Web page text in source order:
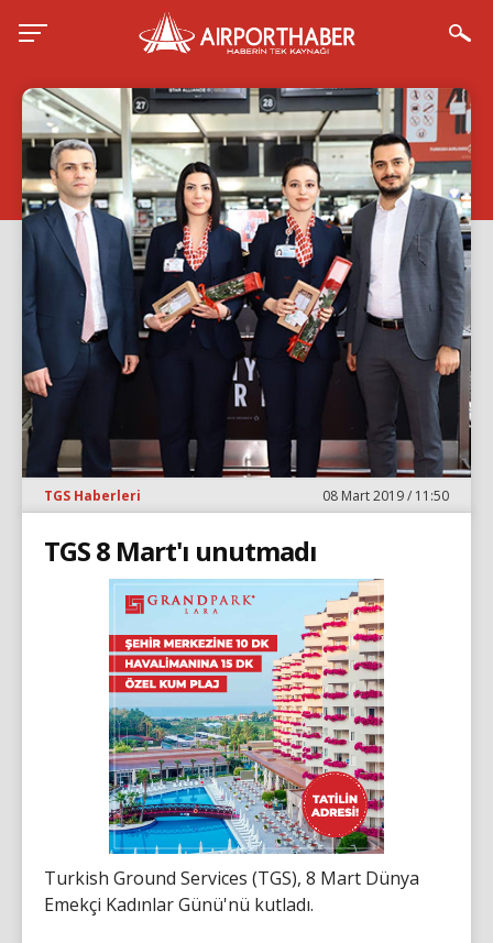
TGS Haberleri 08 Mart 2019 / 11:50
TGS 8 Mart'ı unutmadı
Turkish Ground Services (TGS), 8 Mart Dünya
Emekçi Kadınlar Günü'nü kutladı.